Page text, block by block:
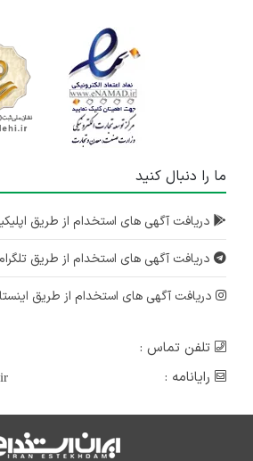
ما را دنبال کنید
دریافت آگهی های استخدام از طریق
دریافت آگهی های استخدام از طریق
دریافت آگهی های استخدام از طریق
تلفن تماس :
رایانامه :